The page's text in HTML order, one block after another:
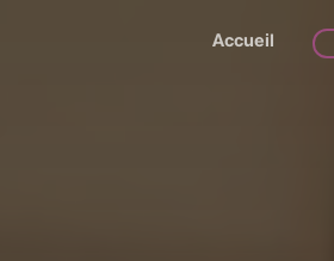
Accueil